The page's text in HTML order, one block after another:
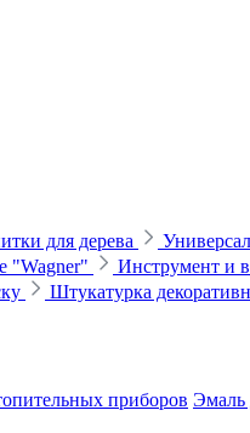
для дерева
"Wagner"
Инструмент и
Штукатурка
приборов Эмаль